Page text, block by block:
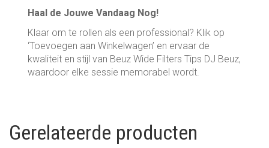
Haal de Jouwe Vandaag Nog!
Klaar om te rollen als een professional? Klik op
‘Toevoegen aan Winkelwagen’ en ervaar de
kwaliteit en stijl van Beuz Wide Filters Tips DJ Beuz,
waardoor elke sessie memorabel wordt.
Gerelateerde producten